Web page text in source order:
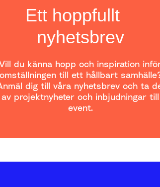
Ett hoppfullt
nyhetsbrev
du känna hopp och inspiration
omställningen till ett hållbart
dig till våra nyhetsbrev och ta
av projektnyheter och inbjudningar till
event.